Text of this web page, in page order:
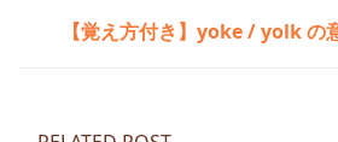
【覚え方付き】yoke / yolk の